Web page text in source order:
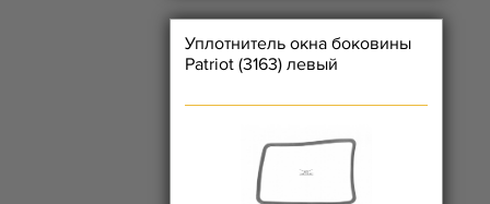
Уплотнитель окна боковины
Patriot (3163) левый